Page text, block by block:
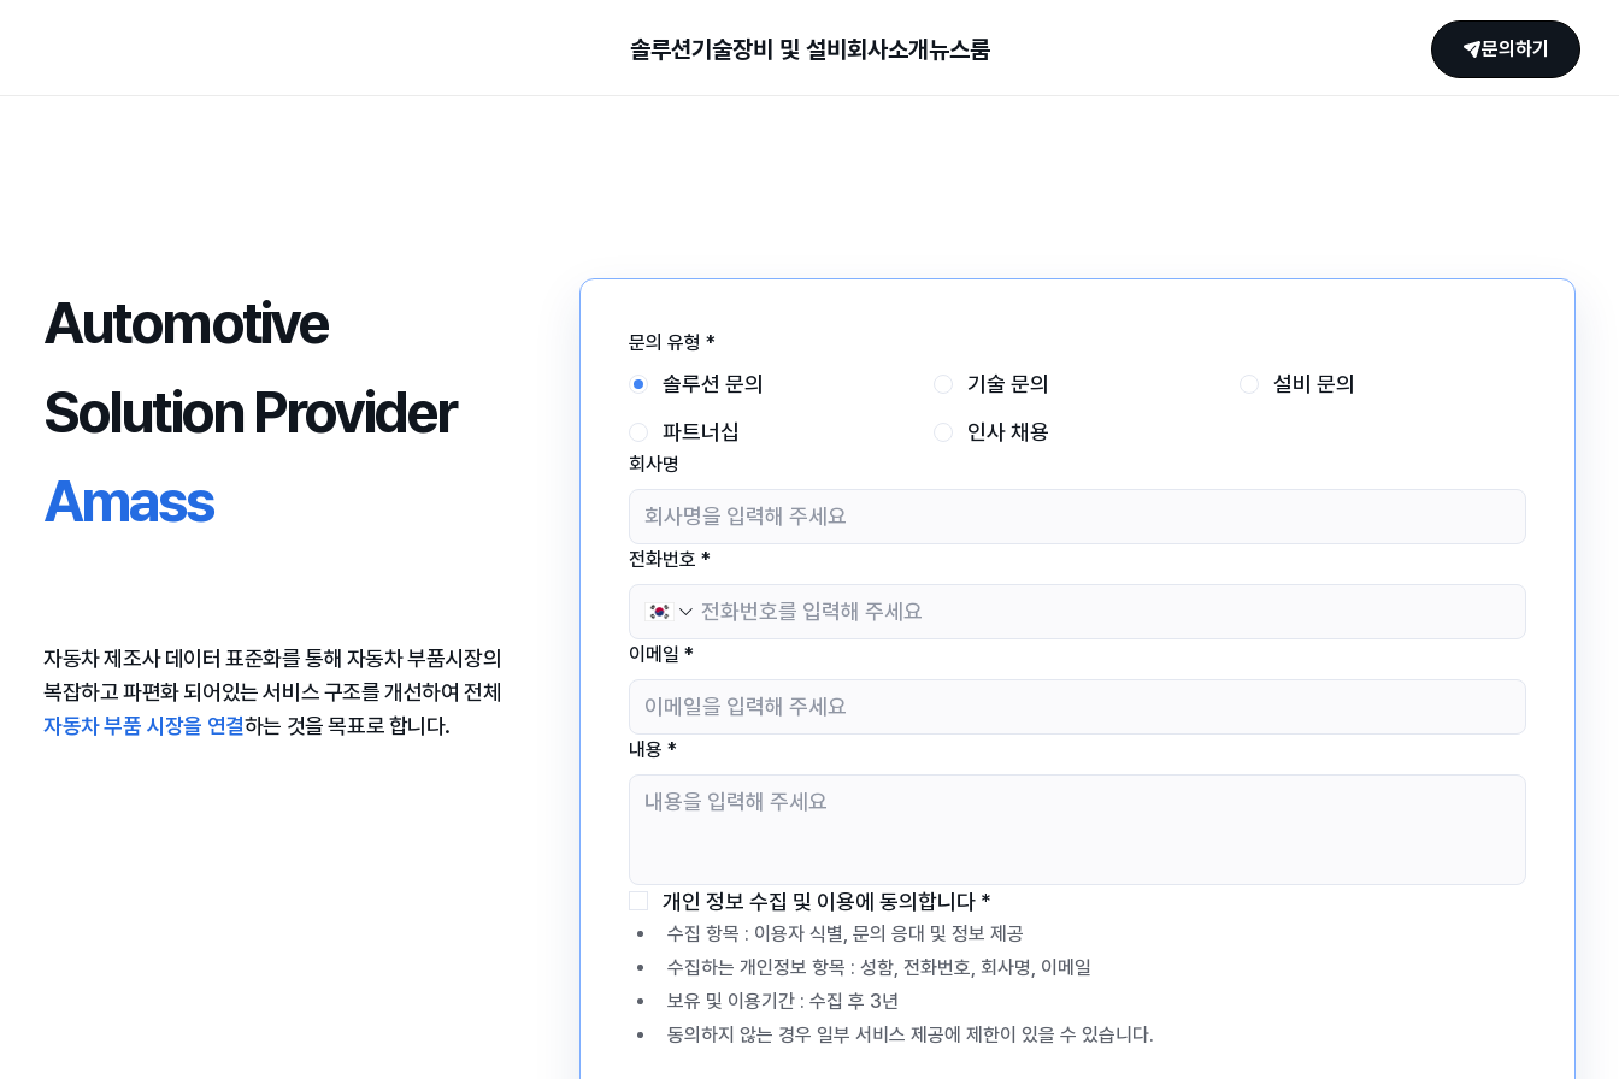
문의하기
솔루션기술장비 및 설비 회사소개뉴스룸
Automotive
Solution Provider
Amass
자동차 제조사 데이터 표준화를 통해 자동차 부품시장의
복잡하고 파편화 되어있는 서비스 구조를 개선하여 전체
자동차 부품 시장을 연결하는 것을 목표로 합니다.
문의 유형 *
솔루션 문의 기술 문의
설비 문의
파트너십
인사 채용
회사명
전화번호 *
이메일 *
내용 *
개인 정보 수집 및 이용에 동의합니다 *
수집 항목 : 이용자 식별, 문의 응대 및 정보 제공
수집하는 개인정보 항목 : 성함, 전화번호, 회사명, 이메일
보유 및 이용기간 : 수집 후 3년
동의하지 않는 경우 일부 서비스 제공에 제한이 있을 수 있습니다.